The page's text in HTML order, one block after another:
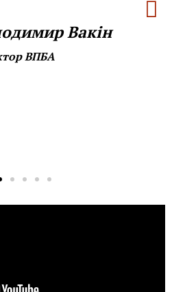
Вакін
ВПБА